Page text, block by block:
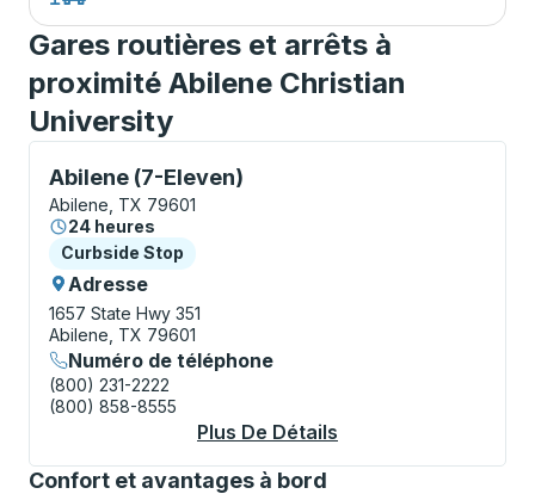
Gares routières et arrêts à
proximité Abilene Christian
University
Abilene (7-Eleven)
Curbside Stop, utilisez les touches fléchées ou la
Abilene, TX 79601
24 heures
Curbside Stop
Curbside Stop
Adresse
1657 State Hwy 351
Abilene, TX 79601
Numéro de téléphone
(800) 231-2222
(800) 858-8555
Plus De Détails
Confort et avantages à bord